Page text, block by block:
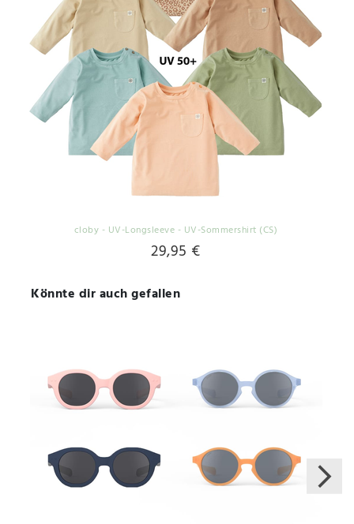
cloby - UV-Longsleeve - UV-Sommershirt (CS)
29,95 €
Könnte dir auch gefallen